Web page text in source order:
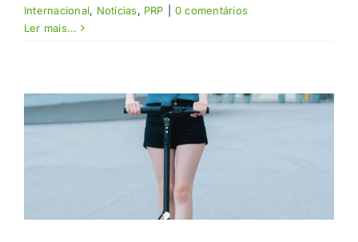
Internacional, Notícias, PRP
0 comentários
Ler mais...